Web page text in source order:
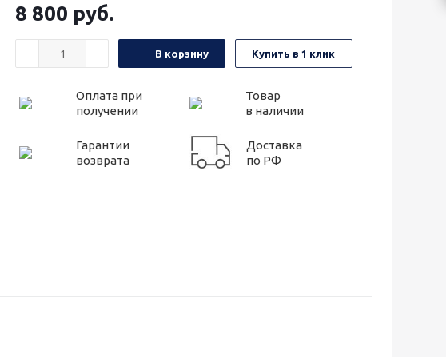
8 800 руб.
В корзину Купить в 1 клик
Оплата при
получении
Товар
в наличии
Гарантии
возврата
Доставка
по РФ